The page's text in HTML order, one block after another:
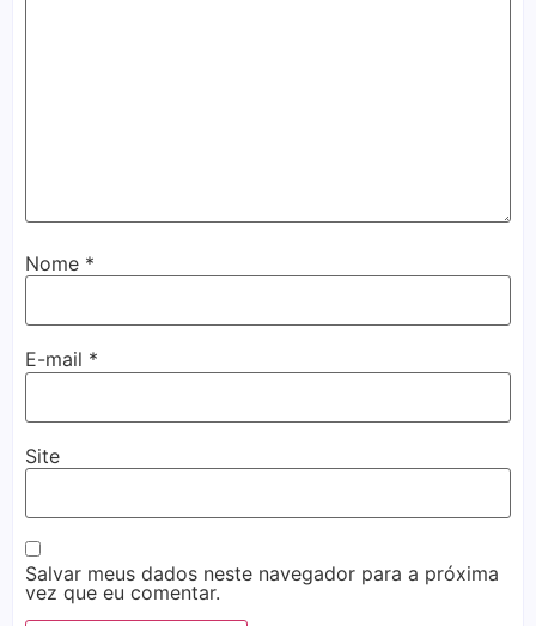
Nome *
E-mail *
Site
Salvar meus dados neste navegador para a próxima
vez que eu comentar.